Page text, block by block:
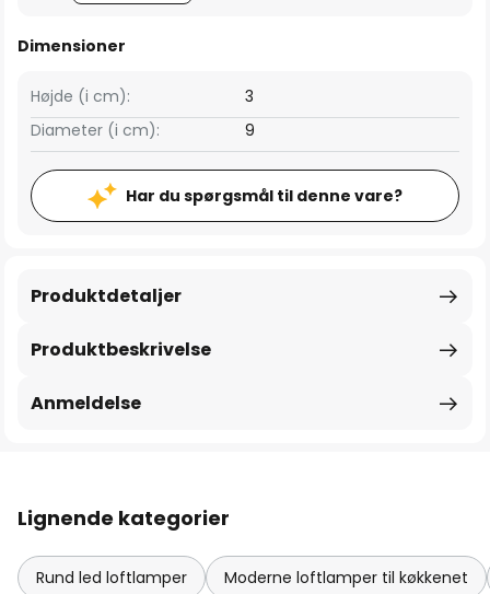
Dimensioner
Højde (i cm):
3
Diameter (i cm):
9
Har du spørgsmål til denne vare?
Produktbeskrivelse
Produktdetaljer
Anmeldelse
Lignende kategorier
Rund led loftlamper Moderne loftlamper til køkkenet